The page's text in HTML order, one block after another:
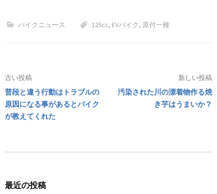
表、52.7万円で
バイクニュース 125cc, EVバイク, 原付一種
投
稿
ナ
シ
古い投稿
普段と違う行動はトラブルの
原因になる事があるとバイク
が教えてくれた
新しい投稿
汚染された川の漂着物作る焼
き芋はうまいか？
最近の投稿